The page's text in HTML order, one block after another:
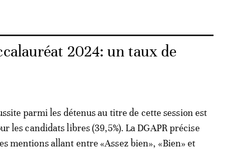
2024: un taux de
parmi les détenus au titre de cette session est
les candidats libres (39,5%). La DGAPR précise
mentions allant entre «Assez bien», «Bien» et